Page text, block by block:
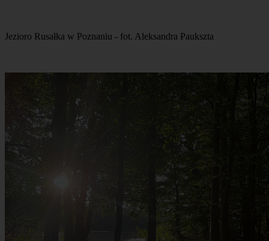
Jezioro Rusałka w Poznaniu - fot. Aleksandra Paukszta